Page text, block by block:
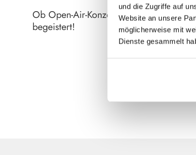
und die Zugriffe auf
Website an unsere
möglicherweise mit
Dienste gesammelt
Ob Open-Air-Konzerte,
begeistert!